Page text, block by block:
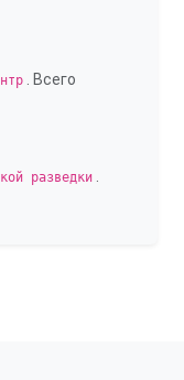
. Всего
разведки